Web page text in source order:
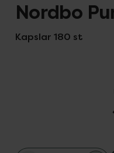
Nordbo
Kapslar 180 st